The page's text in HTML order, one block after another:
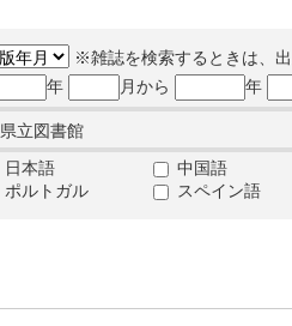
※雑誌を検索するときは、
年
月から 年
県立図書館
日本語 中国語
ポルトガル
スペイン語